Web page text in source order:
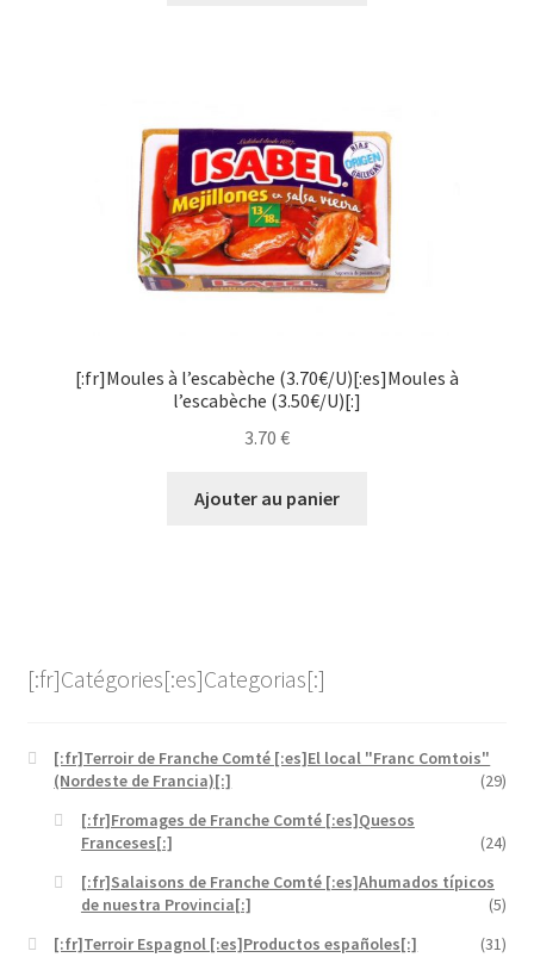
[:fr]Moules à l’escabèche (3.70€/U)[:es]Moules à
l’escabèche (3.50€/U)[:]
3.70 €
Ajouter au panier
[:fr]Catégories[:es]Categorias[:]
[:fr]Terroir de Franche Comté [:es]El local "Franc Comtois"
(Nordeste de Francia)[:]
(29)
[:fr]Fromages de Franche Comté [:es]Quesos
Franceses[:]
(24)
[:fr]Salaisons de Franche Comté [:es]Ahumados típicos
de nuestra Provincia[:]
(5)
[:fr]Terroir Espagnol [:es]Productos españoles[:]
(31)